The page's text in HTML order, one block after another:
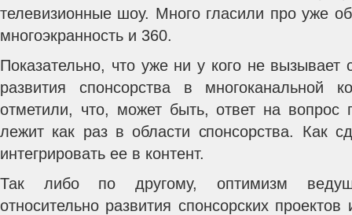
телевизионные шоу. Много гласили про уже
многоэкранность и 360.
Показательно, что уже ни у кого не вызывает
развития спонсорства в многоканальной
отметили, что, может быть, ответ на вопрос
лежит как раз в области спонсорства. Как
интегрировать ее в контент.
Так либо по другому, оптимизм
относительно развития спонсорских